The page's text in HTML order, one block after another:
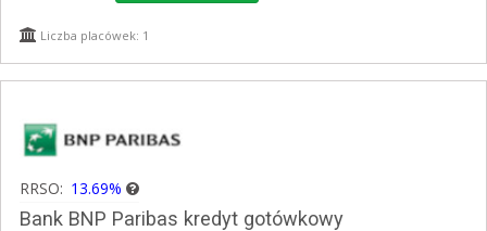
Liczba placówek: 1
RRSO: 13.69%
Bank BNP Paribas kredyt gotówkowy